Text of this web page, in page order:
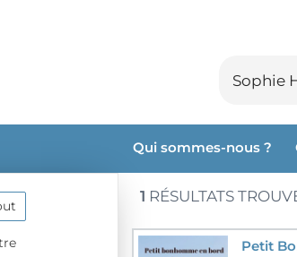
Qui sommes-nous ?
1 RÉSULTATS
Petit